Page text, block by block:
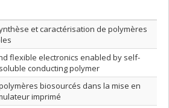
ordre croissant
titre en ordre croissant
et caractérisation de polymères
flexible electronics enabled by self-
conducting polymer
biosourcés dans la mise en
imprimé